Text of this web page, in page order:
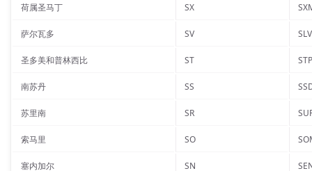
荷属圣马丁 SX
萨尔瓦多 SV SLV
圣多美和普林西比 ST STP
南苏丹 SS
苏里南 SR
索马里 SO
塞内加尔 SN